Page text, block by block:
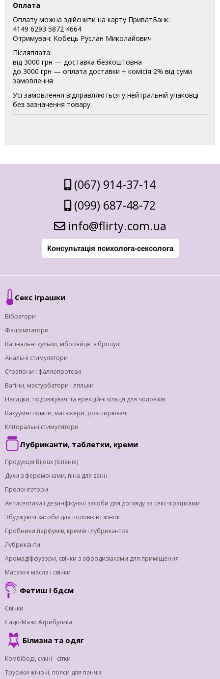
Оплата
Оплату можна здійснити на карту ПриватБанк:
4149 6293 5872 4664
Отримувач: Кобець Руслан Миколайович
Післяплата:
від 3000 грн — доставка безкоштовна
до 3000 грн — оплата доставки + комісія 2% від суми
замовлення
Усі замовлення відправляються у нейтральній упаковці
без зазначення товару.
(067) 914-37-14
(099) 687-48-72
info@flirty.com.ua
Консультація психолога-сексолога
Секс іграшки
Вібратори
Фалоімітатори
Вагінальні кульки, віброяйце, вібропулі
Анальні стимулятори
Страпони і фаллопротези
Вагіни, мастурбатори і ляльки
Насадки, подовжувачі та ерекційні кільця для чоловіків
Вакуумні помпи, масажери, розширювачі
Кліторальні стимулятори
Лубриканти, таблетки, креми
Продукція Bijoux (Іспанія)
Духи з феромонами, піна для ванн
Пролонгатори
Антисептики і дезинфікуючі засоби для догляду за секс-іграшками
Збуджуючі засоби для чоловіків і жінок
Пробники парфумів, кремів і лубрикантов
Лубриканти
Аромадіффузори, свічки з афродизіаками для приміщення
Масажні масла і свічки
Фетиш і бдсм
Свічки
Садо-Мазо Атрибутика
Білизна та одяг
Комбібоді, сукні - сітки
Трусики жіночі, пояси для панчіх